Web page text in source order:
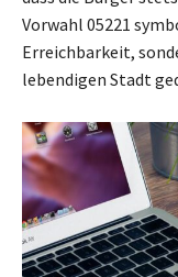
Vorwahl 05221
Erreichbarkeit,
lebendigen Stadt